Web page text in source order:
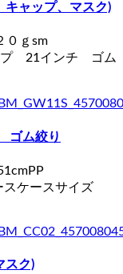
キャップ、マスク)
０ｇsm
21インチ ゴム
ム絞り
スケースサイズ
スク)